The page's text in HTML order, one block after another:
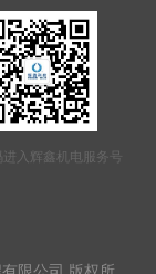
进入辉鑫机电服务号